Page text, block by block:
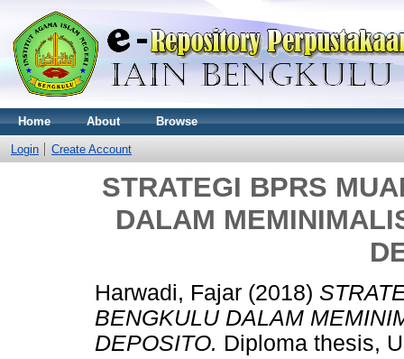
Home About Browse
Login Create Account
STRATEGI BPRS
DALAM
Harwadi, Fajar (2018)
BENGKULU DALAM
DEPOSITO. Diploma thesis,